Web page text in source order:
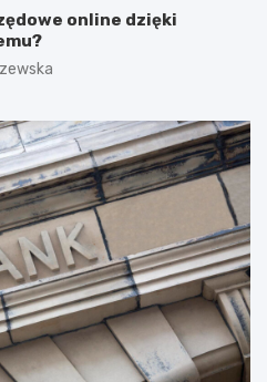
online dzięki